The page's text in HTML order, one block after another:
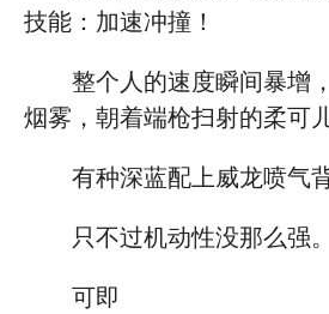
技能：加速冲撞！
整个人的速度瞬间暴增
烟雾，朝着端枪扫射的柔可
有种深蓝配上威龙喷气
只不过机动性没那么强。
可即